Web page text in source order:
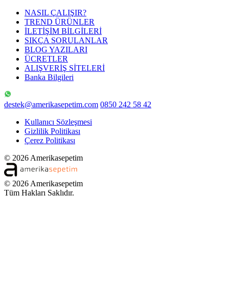
NASIL ÇALIŞIR?
TREND ÜRÜNLER
İLETİŞİM BİLGİLERİ
SIKÇA SORULANLAR
BLOG YAZILARI
ÜCRETLER
ALIŞVERİŞ SİTELERİ
Banka Bilgileri
destek@amerikasepetim.com 0850 242 58 42
Kullanıcı Sözleşmesi
Gizlilik Politikası
Çerez Politikası
© 2026 Amerikasepetim
© 2026 Amerikasepetim
Tüm Hakları Saklıdır.